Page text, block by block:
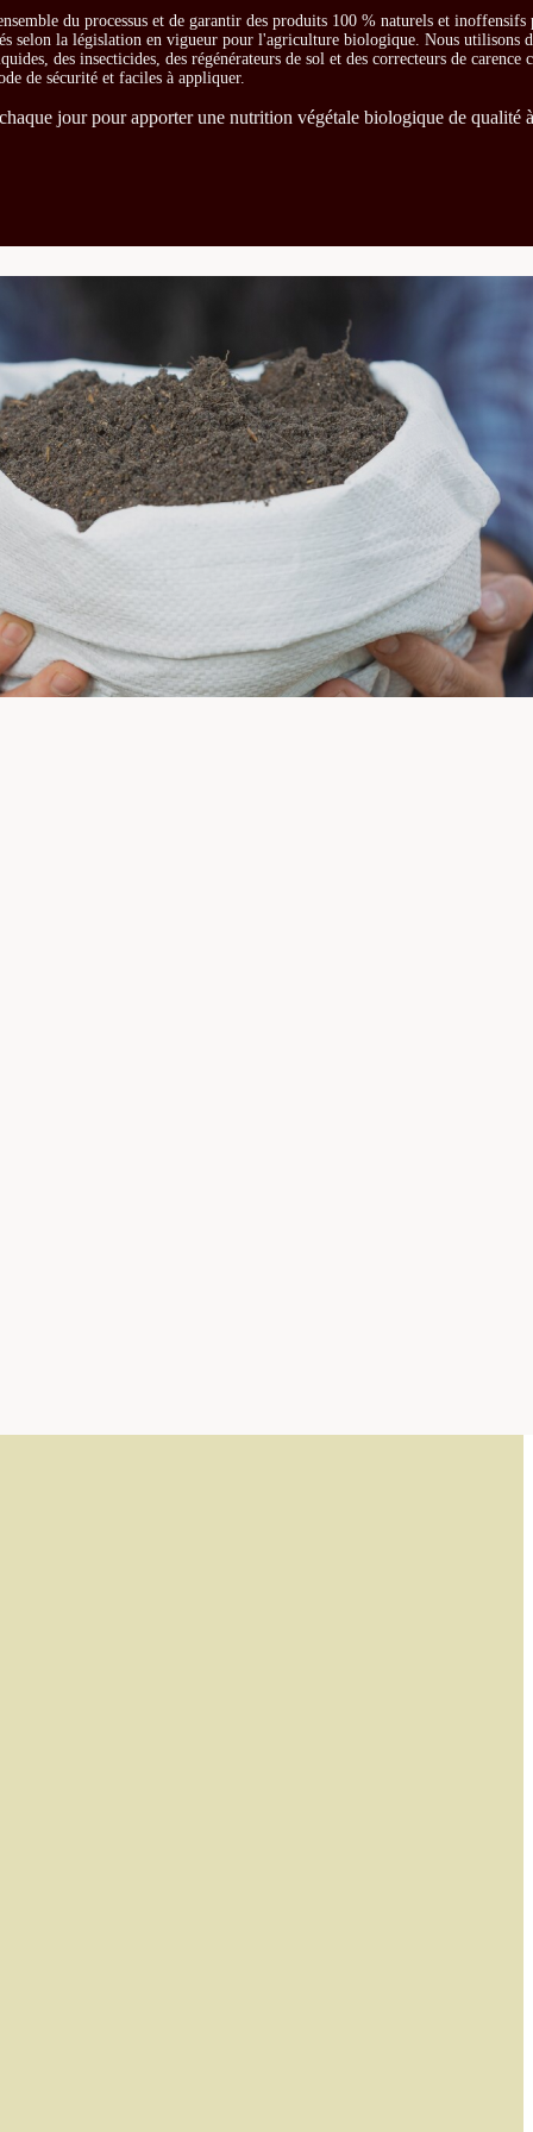
du processus et de garantir des produits 100 % naturels et
selon la législation en vigueur pour l'agriculture biologique. Nous utilisons
des insecticides, des régénérateurs de sol et des correcteurs de carence
de sécurité et faciles à appliquer.
jour pour apporter une nutrition végétale biologique de qualité